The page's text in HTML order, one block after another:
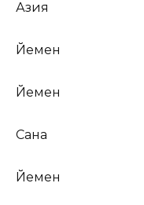
Азия
Йемен
Йемен
Сана
Йемен